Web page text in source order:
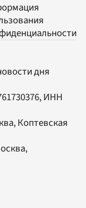
дня
ИНН
Коптевская
,